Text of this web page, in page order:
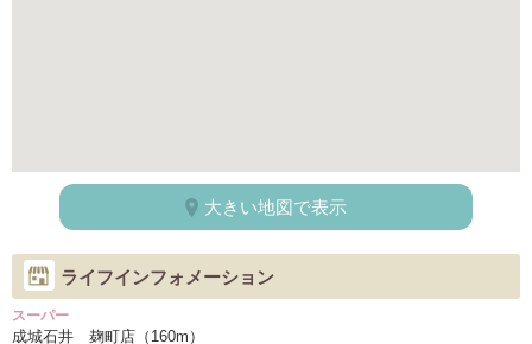
大きい地図で表示
ライフインフォメーション
スーパー
成城石井 麹町店（160m）